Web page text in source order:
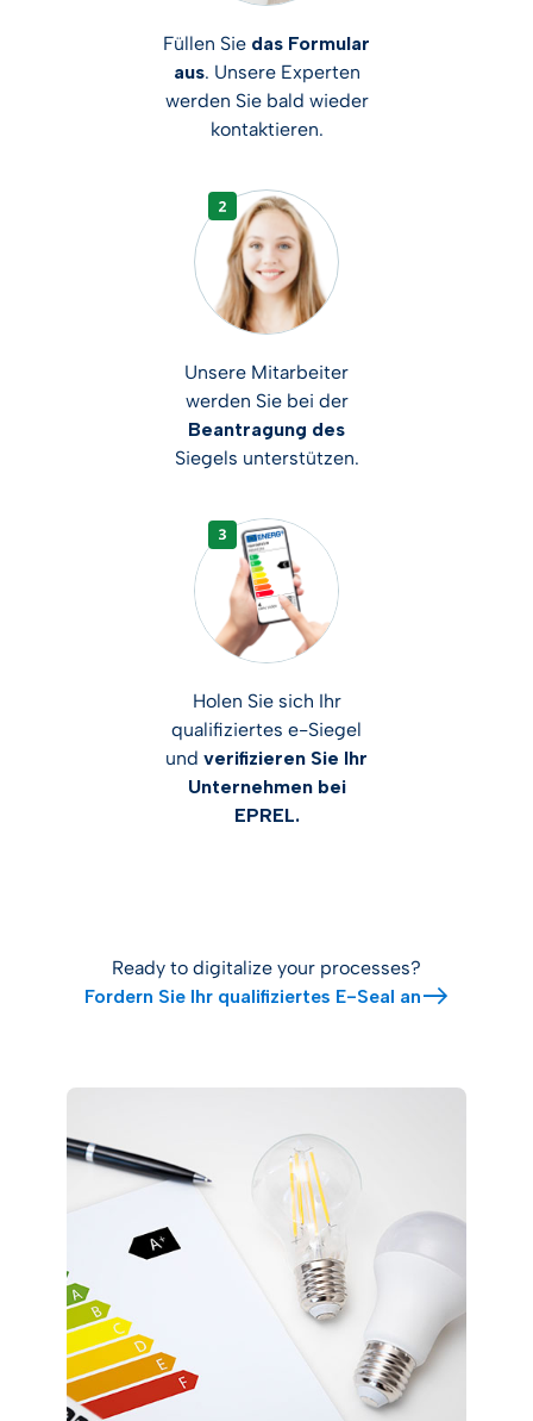
Füllen Sie das Formular
aus. Unsere Experten
werden Sie bald wieder
kontaktieren.
Unsere Mitarbeiter
werden Sie bei der
Beantragung des
Siegels unterstützen.
Holen Sie sich Ihr
qualifiziertes e-Siegel
und verifizieren Sie Ihr
Unternehmen bei
EPREL.
Ready to digitalize your processes?
Fordern Sie Ihr qualifiziertes E-Seal an